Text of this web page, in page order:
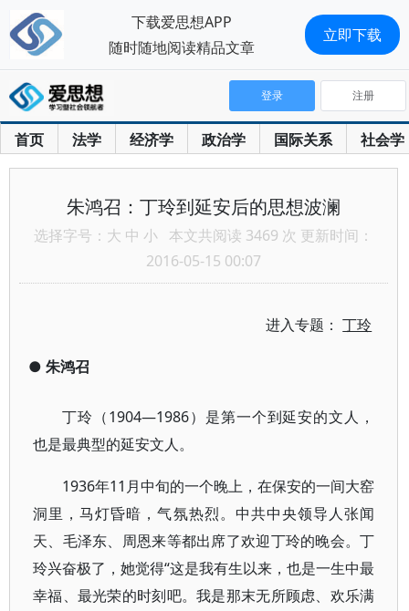
首页 法学 经济学 政治学 国际关系 社会学
登录 注册
朱鸿召：丁玲到延安后的思想波澜
选择字号： 大 中 小 本文共阅读 3469 次 更新时间：
2016-05-15 00:07
进入专题：丁玲
● 朱鸿召
丁玲（1904—1986）是第一个到延安的文人，
也是最典型的延安文人。
1936年11月中旬的一个晚上，在保安的一间大窑
洞里，马灯昏暗，气氛热烈。中共中央领导人张闻
天、毛泽东、周恩来等都出席了欢迎丁玲的晚会。丁
玲兴奋极了，她觉得“这是我有生以来，也是一生中最
幸福、最光荣的时刻吧。我是那末无所顾虑、欢乐满
下载爱思想APP
随时随地阅读精品文章
立即下载